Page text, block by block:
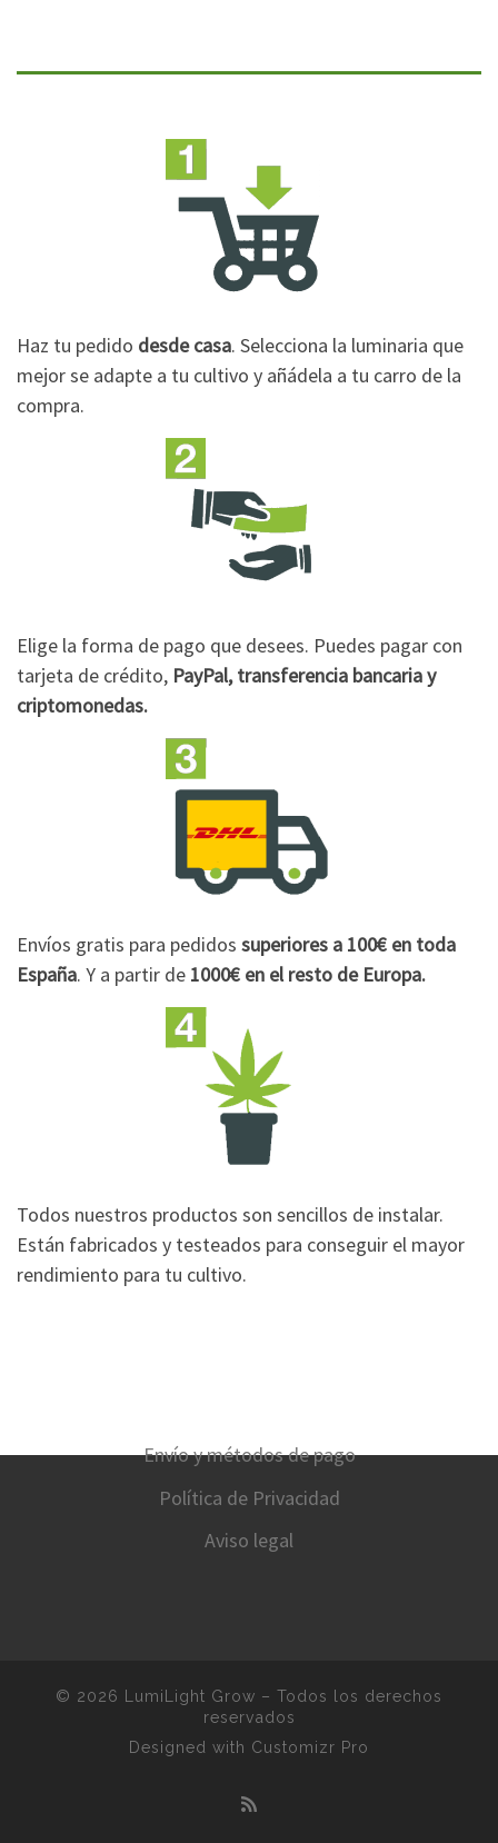
Haz tu pedido desde casa. Selecciona la luminaria que
mejor se adapte a tu cultivo y añádela a tu carro de la
compra.
Elige la forma de pago que desees. Puedes pagar con
tarjeta de crédito, PayPal, transferencia bancaria y
criptomonedas.
Envíos gratis para pedidos superiores a 100€ en toda
España. Y a partir de 1000€ en el resto de Europa.
Todos nuestros productos son sencillos de instalar.
Están fabricados y testeados para conseguir el mayor
rendimiento para tu cultivo.
Envío y métodos de pago
Política de Privacidad
Aviso legal
© 2026 LumiLight Grow – Todos los derechos
reservados
Designed with Customizr Pro